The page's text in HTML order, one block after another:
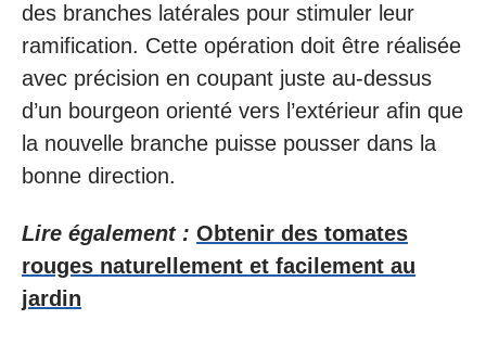
des branches latérales pour stimuler leur
ramification. Cette opération doit être réalisée
avec précision en coupant juste au-dessus
d’un bourgeon orienté vers l’extérieur afin que
la nouvelle branche puisse pousser dans la
bonne direction.
Lire également : Obtenir des tomates
rouges naturellement et facilement au
jardin